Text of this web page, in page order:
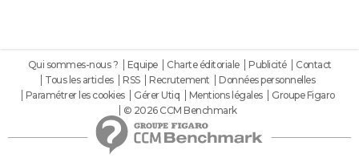
Qui sommes-nous ? Equipe Charte éditoriale Publicité
Contact
Tous les articles
RSS Recrutement
Données personnelles
Paramétrer les cookies
Gérer Utiq Mentions légales
Groupe Figaro
© 2026 CCM Benchmark